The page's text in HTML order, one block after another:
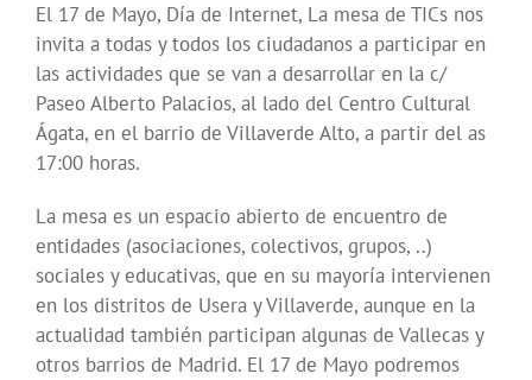
El 17 de Mayo, Día de Internet, La mesa de TICs nos
invita a todas y todos los ciudadanos a participar en
las actividades que se van a desarrollar en la c/
Paseo Alberto Palacios, al lado del Centro Cultural
Ágata, en el barrio de Villaverde Alto, a partir del as
17:00 horas.
La mesa es un espacio abierto de encuentro de
entidades (asociaciones, colectivos, grupos, ..)
sociales y educativas, que en su mayoría intervienen
en los distritos de Usera y Villaverde, aunque en la
actualidad también participan algunas de Vallecas y
otros barrios de Madrid. El 17 de Mayo podremos